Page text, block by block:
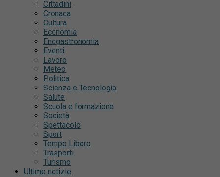
Cittadini
Cronaca
Cultura
Economia
Enogastronomia
Eventi
Lavoro
Meteo
Politica
Scienza e Tecnologia
Salute
Scuola e formazione
Società
Spettacolo
Sport
Tempo Libero
Trasporti
Turismo
Ultime notizie